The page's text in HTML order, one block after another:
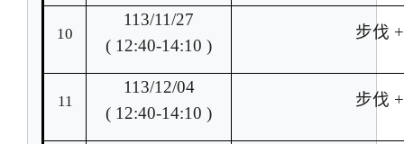
10
113/11/27
( 12:40-14:10 )
步伐
11
113/12/04
( 12:40-14:10 )
步伐